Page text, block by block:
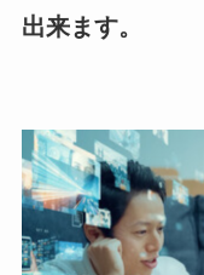
出来ます。